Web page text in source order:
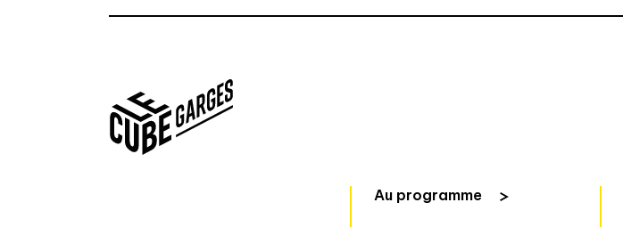
Au programme